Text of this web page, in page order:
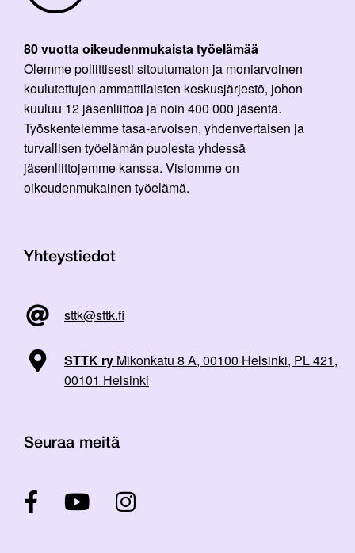
80 vuotta oikeudenmukaista työelämää
Olemme poliittisesti sitoutumaton ja moniarvoinen
koulutettujen ammattilaisten keskusjärjestö, johon
kuuluu 12 jäsenliittoa ja noin 400 000 jäsentä.
Työskentelemme tasa-arvoisen, yhdenvertaisen ja
turvallisen työelämän puolesta yhdessä
jäsenliittojemme kanssa. Visiomme on
oikeudenmukainen työelämä.
Yhteystiedot
sttk@sttk.fi
STTK ry Mikonkatu 8 A, 00100 Helsinki, PL 421,
00101 Helsinki
Seuraa meitä